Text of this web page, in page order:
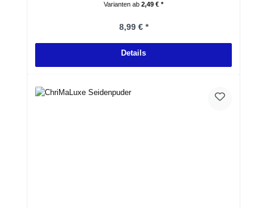
Varianten ab 2,49 € *
Regulärer Preis:
8,99 € *
Details